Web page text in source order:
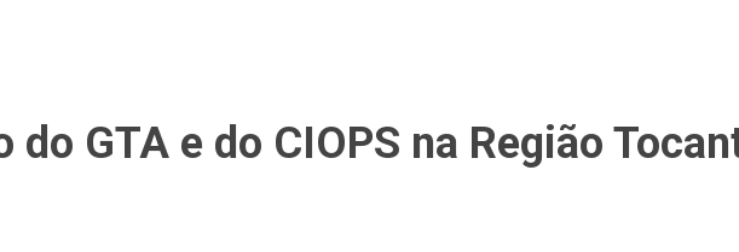
GTA e do CIOPS na Região